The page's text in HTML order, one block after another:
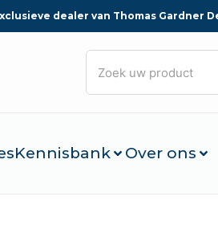
dealer van Thomas Gardner
Kennisbank Over ons